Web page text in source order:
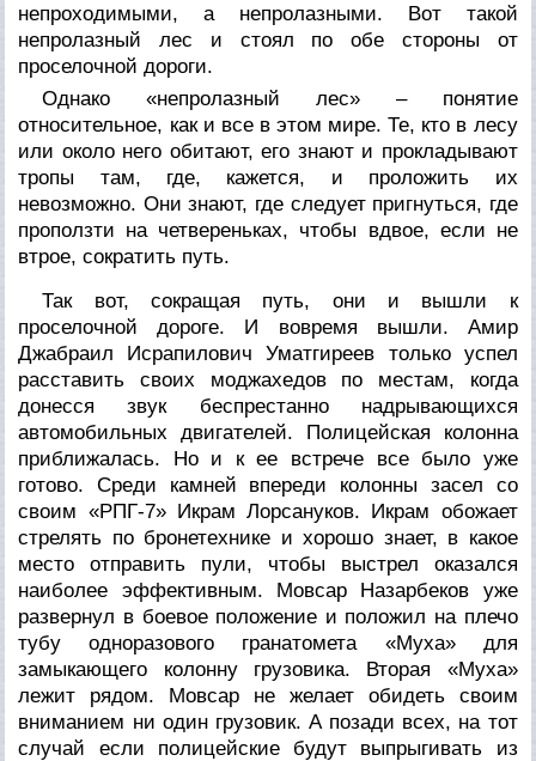
непроходимыми, а непролазными. Вот такой
непролазный лес и стоял по обе стороны от
проселочной дороги.
Однако «непролазный лес» – понятие
относительное, как и все в этом мире. Те, кто в лесу
или около него обитают, его знают и прокладывают
тропы там, где, кажется, и проложить их
невозможно. Они знают, где следует пригнуться, где
проползти на четвереньках, чтобы вдвое, если не
втрое, сократить путь.
Так вот, сокращая путь, они и вышли к
проселочной дороге. И вовремя вышли. Амир
Джабраил Исрапилович Уматгиреев только успел
расставить своих моджахедов по местам, когда
донесся звук беспрестанно надрывающихся
автомобильных двигателей. Полицейская колонна
приближалась. Но и к ее встрече все было уже
готово. Среди камней впереди колонны засел со
своим «РПГ-7» Икрам Лорсануков. Икрам обожает
стрелять по бронетехнике и хорошо знает, в какое
место отправить пули, чтобы выстрел оказался
наиболее эффективным. Мовсар Назарбеков уже
развернул в боевое положение и положил на плечо
тубу одноразового гранатомета «Муха» для
замыкающего колонну грузовика. Вторая «Муха»
лежит рядом. Мовсар не желает обидеть своим
вниманием ни один грузовик. А позади всех, на тот
случай если полицейские будут выпрыгивать из